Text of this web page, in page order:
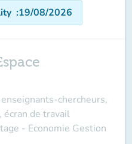
:19/08/2026
chercheurs,
écran de travail
- Economie Gestion